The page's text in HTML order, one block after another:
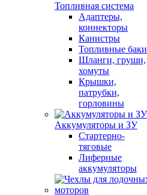
Топливная система
Адаптеры,
коннекторы
Канистры
Топливные баки
Шланги, груши,
хомуты
Крышки,
патрубки,
горловины
Аккумуляторы и ЗУ
Стартерно-
тяговые
Лиферные
аккумуляторы